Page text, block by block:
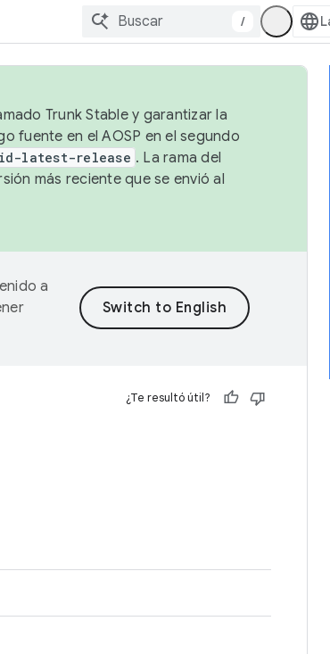
/
Trunk Stable y garantizar la
fuente en el AOSP en el segundo
latest-release . La rama del
más reciente que se envió al
a
¿Te resultó útil?